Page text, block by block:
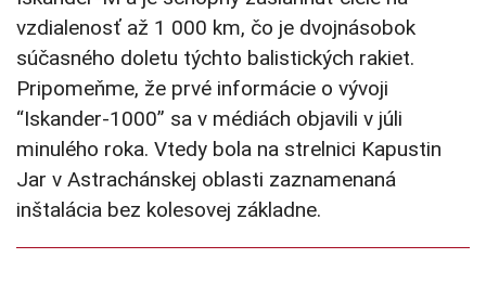
vzdialenosť až 1 000 km, čo je dvojnásobok
súčasného doletu týchto balistických rakiet.
Pripomeňme, že prvé informácie o vývoji
“Iskander-1000” sa v médiách objavili v júli
minulého roka. Vtedy bola na strelnici Kapustin
Jar v Astrachánskej oblasti zaznamenaná
inštalácia bez kolesovej základne.